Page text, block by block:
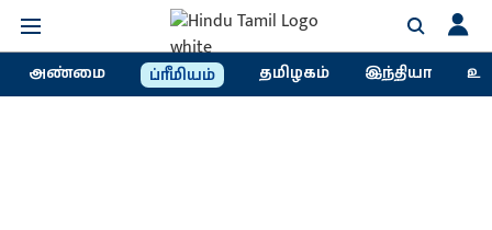
அண்மை ப்ரீமியம் தமிழகம் இந்தியா